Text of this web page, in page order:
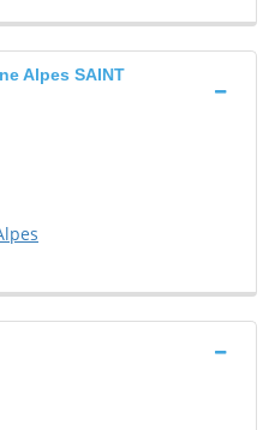
Alpes SAINT